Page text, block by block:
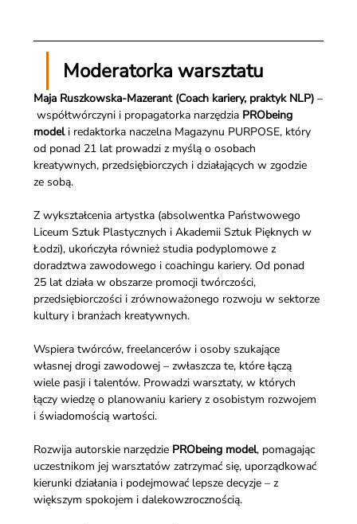
Moderatorka warsztatu
Maja Ruszkowska-Mazerant (Coach kariery, praktyk NLP) –
współtwórczyni i propagatorka narzędzia PRObeing
model i redaktorka naczelna Magazynu PURPOSE, który
od ponad 21 lat prowadzi z myślą o osobach
kreatywnych, przedsiębiorczych i działających w zgodzie
ze sobą.
Z wykształcenia artystka (absolwentka Państwowego
Liceum Sztuk Plastycznych i Akademii Sztuk Pięknych w
Łodzi), ukończyła również studia podyplomowe z
doradztwa zawodowego i coachingu kariery. Od ponad
25 lat działa w obszarze promocji twórczości,
przedsiębiorczości i zrównoważonego rozwoju w sektorze
kultury i branżach kreatywnych.
Wspiera twórców, freelancerów i osoby szukające
własnej drogi zawodowej – zwłaszcza te, które łączą
wiele pasji i talentów. Prowadzi warsztaty, w których
łączy wiedzę o planowaniu kariery z osobistym rozwojem
i świadomością wartości.
Rozwija autorskie narzędzie PRObeing model, pomagając
uczestnikom jej warsztatów zatrzymać się, uporządkować
kierunki działania i podejmować lepsze decyzje – z
większym spokojem i dalekowzrocznością.